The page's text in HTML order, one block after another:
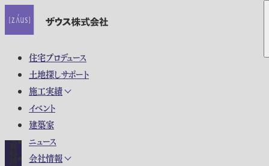
住宅プロデュース
土地探しサポート
施工実績
イベント
建築家
ニュース
会社情報